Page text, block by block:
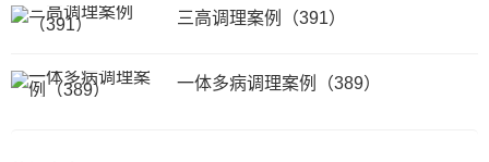
三高调理案例（391）
一体多病调理案例（389）